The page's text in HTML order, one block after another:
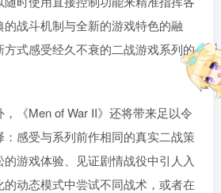
战斗机制与全新的游戏特色的融
式感受经久不衰的二战游戏系列的
《Men of War II》还将带来足以令
：感受与系列前作相同的真实二战策
游戏体验、见证剧情战役中引人入
动态模式中尝试不同战术，或者在